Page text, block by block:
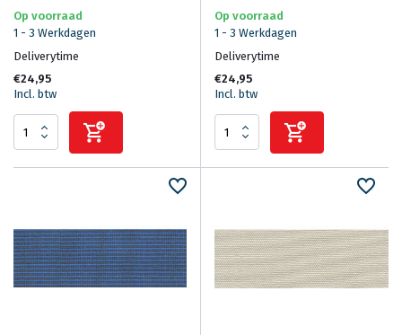
Op voorraad
1 - 3 Werkdagen
Deliverytime
€24,95
Incl. btw
Op voorraad
1 - 3 Werkdagen
Deliverytime
€24,95
Incl. btw